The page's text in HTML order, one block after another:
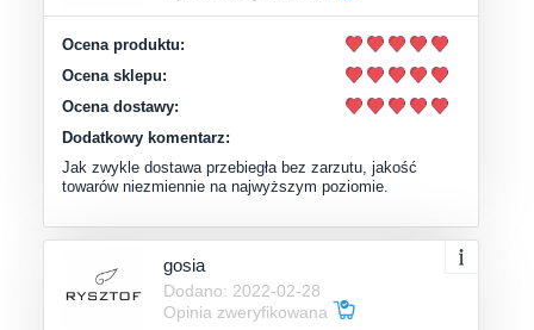
Ocena produktu:
Ocena sklepu:
Ocena dostawy:
Dodatkowy komentarz:
Jak zwykle dostawa przebiegła bez zarzutu, jakość
towarów niezmiennie na najwyższym poziomie.
gosia
Dodano: 2022-02-28
Opinia zweryfikowana